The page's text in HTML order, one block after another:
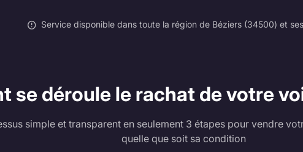
Service disponible dans toute la région de Béziers (34500) et
se déroule le rachat de votre
simple et transparent en seulement 3 étapes pour vendre
quelle que soit sa condition